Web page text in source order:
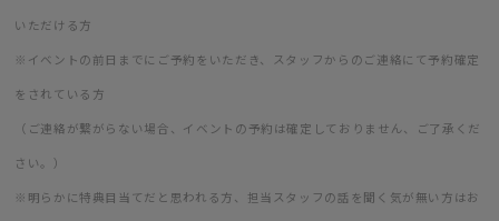
いただける方
※イベントの前日までにご予約をいただき、スタッフからのご連絡にて予約確定
をされている方
（ご連絡が繋がらない場合、イベントの予約は確定しておりません、ご了承くだ
さい。）
※明らかに特典目当てだと思われる方、担当スタッフの話を聞く気が無い方はお